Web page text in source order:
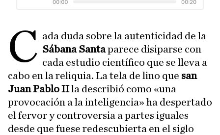
C ada duda sobre la autenticidad de la
Sábana Santaparece disiparse con
cada estudio científico que se lleva a
cabo en la reliquia. La tela de lino que san
Juan Pablo IIla describió como «una
provocación a la inteligencia» ha despertado
el fervor y controversia a partes iguales
desde que fuese redescubierta en el siglo